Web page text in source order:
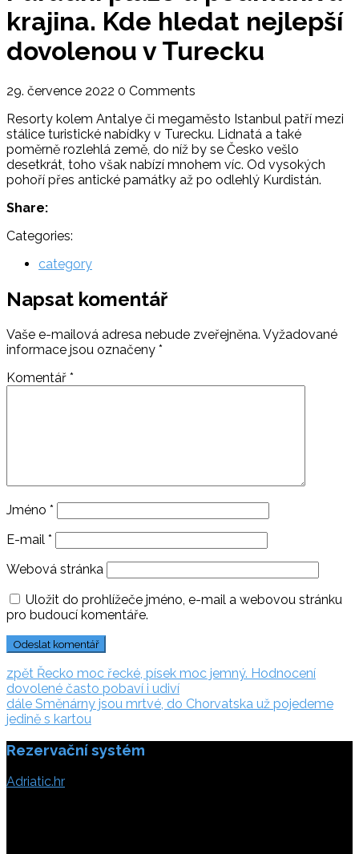
krajina. Kde hledat nejlepší
dovolenou v Turecku
29. července 2022 0 Comments
Resorty kolem Antalye či megaměsto Istanbul patří mezi
stálice turistické nabídky v Turecku. Lidnatá a také
poměrně rozlehlá země, do níž by se Česko vešlo
desetkrát, toho však nabízí mnohem víc. Od vysokých
pohoří přes antické památky až po odlehlý Kurdistán.
Share:
Categories:
category
Napsat komentář
Vaše e-mailová adresa nebude zveřejněna. Vyžadované
informace jsou označeny *
Komentář *
Jméno *
E-mail *
Webová stránka
Uložit do prohlížeče jméno, e-mail a webovou stránku
pro budoucí komentáře.
Navigace
pro
příspěvek
zpět zpět:
Řecko moc řecké, písek moc jemný. Hodnocení
dovolené často pobaví i udiví
dále dále:
Směnárny jsou mrtvé, do Chorvatska už pojedeme
jedině s kartou
Rezervační systém
Adriatic.hr